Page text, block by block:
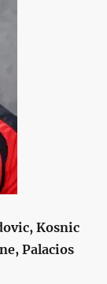
Kosnic
Palacios